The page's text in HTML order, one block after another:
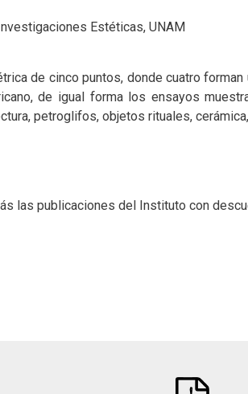
Estéticas, UNAM
de cinco puntos, donde cuatro
de igual forma los ensayos
petroglifos, objetos rituales,
las publicaciones del Instituto con